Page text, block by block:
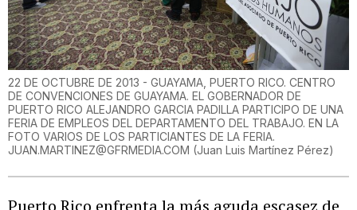
22 DE OCTUBRE DE 2013 - GUAYAMA, PUERTO RICO. CENTRO
DE CONVENCIONES DE GUAYAMA. EL GOBERNADOR DE
PUERTO RICO ALEJANDRO GARCIA PADILLA PARTICIPO DE UNA
FERIA DE EMPLEOS DEL DEPARTAMENTO DEL TRABAJO. EN LA
FOTO VARIOS DE LOS PARTICIANTES DE LA FERIA.
JUAN.MARTINEZ@GFRMEDIA.COM (Juan Luis Martínez Pérez)
Puerto Rico enfrenta la más aguda escasez de